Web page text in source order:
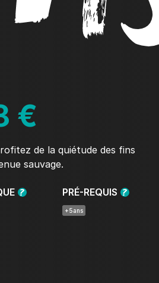
€
de la quiétude des fins
sauvage.
PRÉ-REQUIS
+5ans